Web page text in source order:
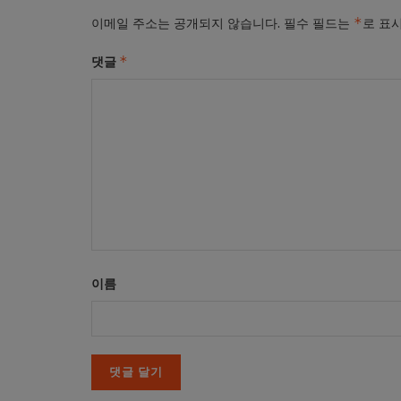
이메일 주소는 공개되지 않습니다. 필수 필드는 *로 표
댓글 *
이름